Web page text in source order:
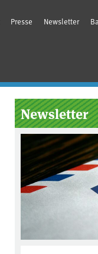
Presse Newsletter
Newsletter